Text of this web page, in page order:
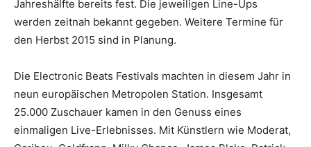
Jahreshälfte bereits fest. Die jeweiligen Line-Ups
werden zeitnah bekannt gegeben. Weitere Termine für
den Herbst 2015 sind in Planung.
Die Electronic Beats Festivals machten in diesem Jahr in
neun europäischen Metropolen Station. Insgesamt
25.000 Zuschauer kamen in den Genuss eines
einmaligen Live-Erlebnisses. Mit Künstlern wie Moderat,